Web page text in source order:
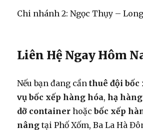
Chi nhánh 2: Ngọc Thụy –
Liên Hệ Ngay Hôm
Nếu bạn đang cầnthuê đội bốc
vụ bốc xếp hàng hóa,hạ
dỡ container hoặcbốc xếp
nâng tại Phố Xốm, Ba La Hà